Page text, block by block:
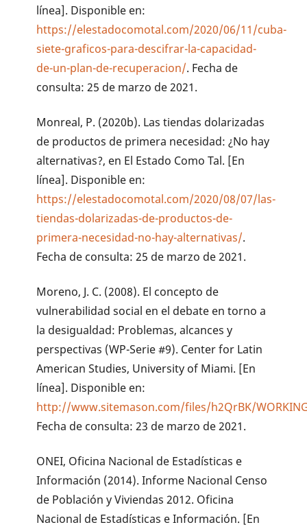
línea]. Disponible en:
https://elestadocomotal.com/2020/06/11/cuba-
siete-graficos-para-descifrar-la-capacidad-
de-un-plan-de-recuperacion/. Fecha de
consulta: 25 de marzo de 2021.
Monreal, P. (2020b). Las tiendas dolarizadas
de productos de primera necesidad: ¿No hay
alternativas?, en El Estado Como Tal. [En
línea]. Disponible en:
https://elestadocomotal.com/2020/08/07/las-
tiendas-dolarizadas-de-productos-de-
primera-necesidad-no-hay-alternativas/.
Fecha de consulta: 25 de marzo de 2021.
Moreno, J. C. (2008). El concepto de
vulnerabilidad social en el debate en torno a
la desigualdad: Problemas, alcances y
perspectivas (WP-Serie #9). Center for Latin
American Studies, University of Miami. [En
línea]. Disponible en:
http://www.sitemason.com/files/h2QrBK/
Fecha de consulta: 23 de marzo de 2021.
ONEI, Oficina Nacional de Estadísticas e
Información (2014). Informe Nacional Censo
de Población y Viviendas 2012. Oficina
Nacional de Estadísticas e Información. [En